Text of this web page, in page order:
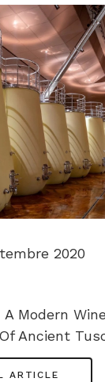
2020
Modern
Ancient
ARTICLE